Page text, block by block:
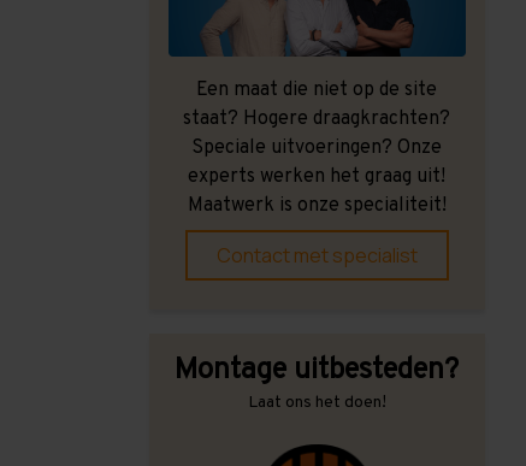
Een maat die niet op de site
staat? Hogere draagkrachten?
Speciale uitvoeringen? Onze
experts werken het graag uit!
Maatwerk is onze specialiteit!
Contact met specialist
Montage uitbesteden?
Laat ons het doen!